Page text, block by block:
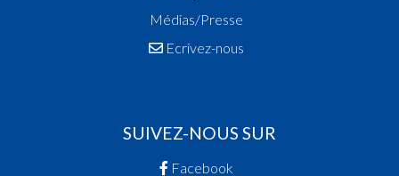
Médias/Presse
Ecrivez-nous
SUIVEZ-NOUS SUR
Facebook